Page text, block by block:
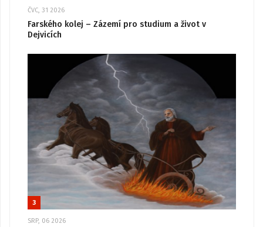
ČVC, 31 2026
Farského kolej – Zázemí pro studium a život v
Dejvicích
3
SRP, 06 2026